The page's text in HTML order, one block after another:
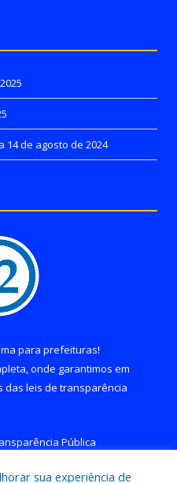
14 de agosto de 2024
para prefeituras!
onde garantimos em
das leis de transparência
Pública
sua experiência de